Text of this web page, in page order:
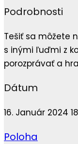
Podrobnosti
Tešiť sa môžete
s inými ľuďmi z
porozprávať a
Dátum
16. Január 2024
Poloha